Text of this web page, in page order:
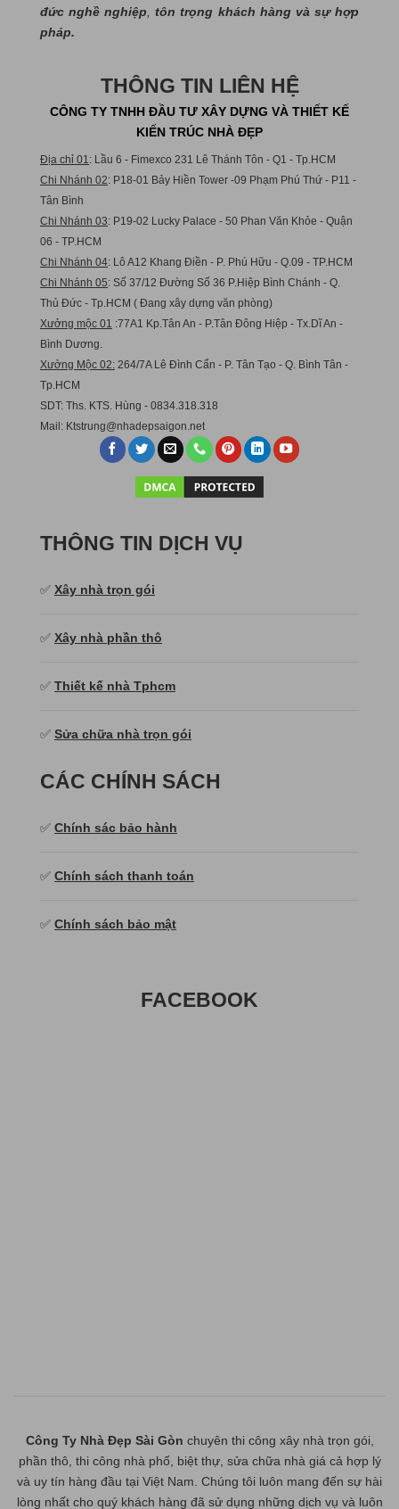
đức nghề nghiệp ,tôn trọng khách hàng và sự hợp
pháp.
THÔNG TIN LIÊN HỆ
CÔNG TY TNHH ĐẦU TƯ XÂY DỰNG VÀ THIẾT KẾ
KIẾN TRÚC NHÀ ĐẸP
Địa chỉ 01 : Lầu 6 - Fimexco 231 Lê Thánh Tôn - Q1 - Tp.HCM
Chi Nhánh 02: P18-01 Bảy Hiền Tower -09 Phạm Phú Thứ - P11 -
Tân Bình
Chi Nhánh 03: P19-02 Lucky Palace - 50 Phan Văn Khỏe - Quận
06 - TP.HCM
Chi Nhánh 04: Lô A12 Khang Điền - P. Phú Hữu - Q.09 - TP.HCM
Chi Nhánh 05: Số 37/12 Đường Số 36 P.Hiệp Bình Chánh - Q.
Thủ Đức - Tp.HCM ( Đang xây dựng văn phòng)
Xưởng mộc 01
:77A1 Kp.Tân An - P.Tân Đông Hiệp - Tx.Dĩ An -
Bình Dương.
Xưởng Mộc 02: 264/7A Lê Đình Cẩn - P. Tân Tạo - Q. Bình Tân -
Tp.HCM
SDT: Ths. KTS. Hùng - 0834.318.318
Mail: Ktstrung@nhadepsaigon.net
THÔNG TIN DỊCH VỤ
✅ Xây nhà trọn gói
✅ Xây nhà phần thô
✅ Thiết kế nhà Tphcm
✅ Sửa chữa nhà trọn gói
CÁC CHÍNH SÁCH
✅ Chính sác bảo hành
✅ Chính sách thanh toán
✅ Chính sách bảo mật
FACEBOOK
Công Ty Nhà Đẹp Sài Gòn chuyên thi công xây nhà trọn gói,
phần thô, thi công nhà phố, biệt thự, sửa chữa nhà giá cả hợp lý
và uy tín hàng đầu tại Việt Nam. Chúng tôi luôn mang đến sự hài
lòng nhất cho quý khách hàng đã sử dụng những dịch vụ và luôn